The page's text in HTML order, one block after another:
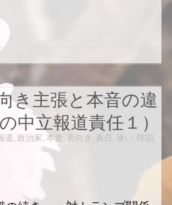
き主張と本音の違
中立報道責任１）
道, 政治家, 本音, 表向き , 責任 , 違い, 韓国 ,